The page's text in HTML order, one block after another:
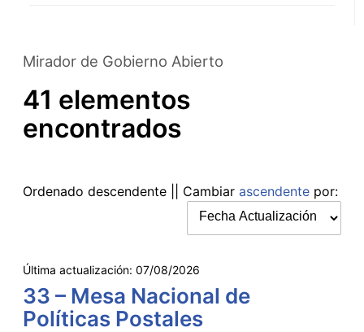
Mirador de Gobierno Abierto
41 elementos
encontrados
Ordenado descendente || Cambiar ascendente por:
Última actualización: 07/08/2026
33 – Mesa Nacional de
Políticas Postales